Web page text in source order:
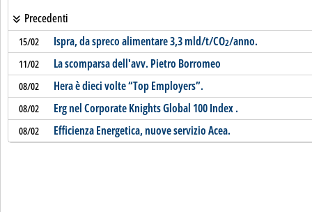
Precedenti
15/02 Ispra, da spreco alimentare 3,3 mld/t/CO2/anno.
11/02 La scomparsa dell'avv. Pietro Borromeo
08/02 Hera è dieci volte “Top Employers”.
08/02 Erg nel Corporate Knights Global 100 Index .
08/02 Efficienza Energetica, nuove servizio Acea.